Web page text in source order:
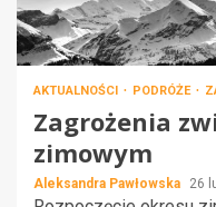
AKTUALNOŚCI PODRÓŻE
Zagrożenia
zimowym
Aleksandra Pawłowska 26